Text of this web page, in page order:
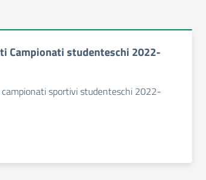
Campionati studenteschi 2022-
sportivi studenteschi 2022-